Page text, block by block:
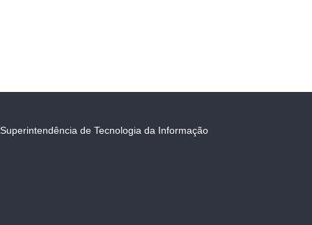
Superintendência de Tecnologia da Informação